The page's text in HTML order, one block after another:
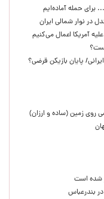
برای حمله آماده‌ایم
آمریکا اعمال می‌کنیم
پایان بازیکن قرضی؟
زمین (ساده و ارزان)
شده است